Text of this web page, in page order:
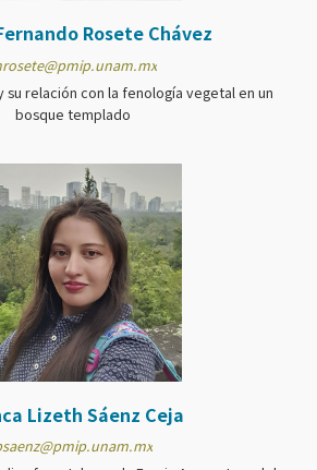
Rosete Chávez
su relación con la fenología vegetal en un
bosque templado
Lizeth Sáenz Ceja